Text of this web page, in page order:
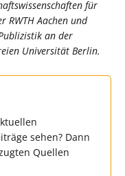
für
RWTH Aachen und
an der
Universität Berlin.
sehen? Dann
Quellen